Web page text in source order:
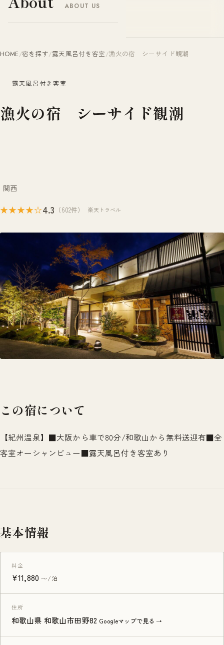
ABOUT US
HOME/宿を探す/露天風呂付き客室/漁火の宿 シーサイド観潮
露天風呂付き客室
漁火の宿 シーサイド観潮
関西
★★★★☆4.3 （602件） 楽天トラベル
この宿について
【紀州温泉】■大阪から車で80分/和歌山から無料送迎有■全
客室オーシャンビュー■露天風呂付き客室あり
基本情報
料金
¥11,880 〜/泊
住所
和歌山県 和歌山市田野82 Googleマップで見る →